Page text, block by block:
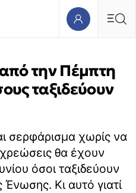
από την Πέμπτη
ταξιδεύουν
σερφάρισμα χωρίς να
θα έχουν
όσοι ταξιδεύουν
Κι αυτό γιατί